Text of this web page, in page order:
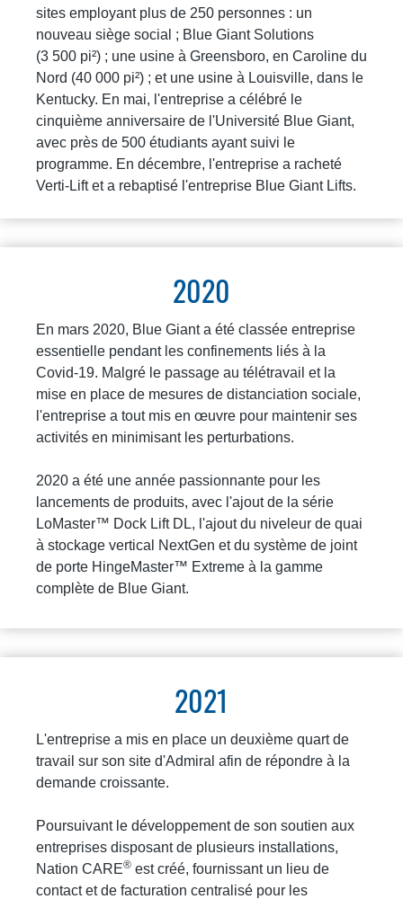
sites employant plus de 250 personnes : un
nouveau siège social ; Blue Giant Solutions
(3 500 pi²) ; une usine à Greensboro, en Caroline du
Nord (40 000 pi²) ; et une usine à Louisville, dans le
Kentucky. En mai, l'entreprise a célébré le
cinquième anniversaire de l'Université Blue Giant,
avec près de 500 étudiants ayant suivi le
programme. En décembre, l'entreprise a racheté
Verti-Lift et a rebaptisé l'entreprise Blue Giant Lifts.
2020
En mars 2020, Blue Giant a été classée entreprise
essentielle pendant les confinements liés à la
Covid-19. Malgré le passage au télétravail et la
mise en place de mesures de distanciation sociale,
l'entreprise a tout mis en œuvre pour maintenir ses
activités en minimisant les perturbations.
2020 a été une année passionnante pour les
lancements de produits, avec l'ajout de la série
LoMaster™ Dock Lift DL, l'ajout du niveleur de quai
à stockage vertical NextGen et du système de joint
de porte HingeMaster™ Extreme à la gamme
complète de Blue Giant.
2021
L'entreprise a mis en place un deuxième quart de
travail sur son site d'Admiral afin de répondre à la
demande croissante.
Poursuivant le développement de son soutien aux
entreprises disposant de plusieurs installations,
Nation CARE® est créé, fournissant un lieu de
contact et de facturation centralisé pour les